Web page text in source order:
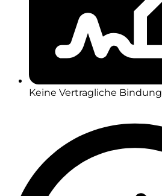
Keine Vertragliche Bindung